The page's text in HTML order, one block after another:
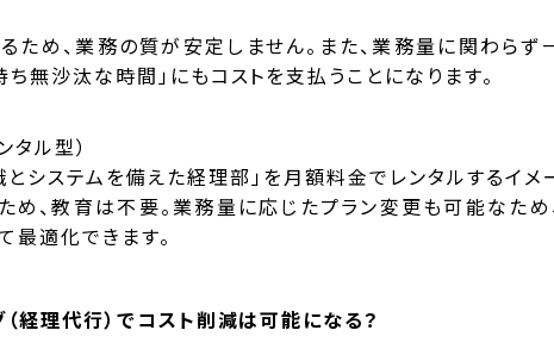
ため、業務の質が安定しません。また、業務量に関わらず
無沙汰な時間」にもコストを支払うことになります。
ル型）
とシステムを備えた経理部」を月額料金でレンタルするイメ
め、教育は不要。業務量に応じたプラン変更も可能なため
最適化できます。
経理代行）でコスト削減は可能になる？